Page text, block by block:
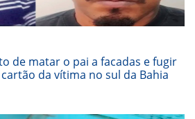
de matar o pai a facadas e fugir
da vítima no sul da Bahia